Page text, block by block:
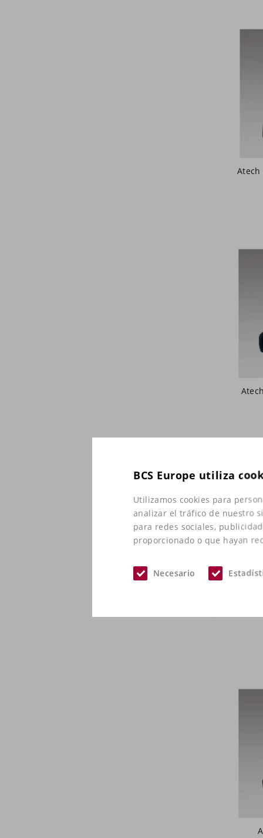
BCS Europe utiliza
Utilizamos cookies para
analizar el tráfico de nuestro
para redes sociales,
proporcionado o que hayan
Necesario
Atech